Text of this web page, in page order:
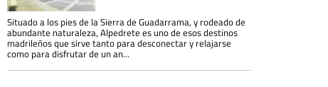
Situado a los pies de la Sierra de Guadarrama, y rodeado de
abundante naturaleza, Alpedrete es uno de esos destinos
madrileños que sirve tanto para desconectar y relajarse
como para disfrutar de un an...